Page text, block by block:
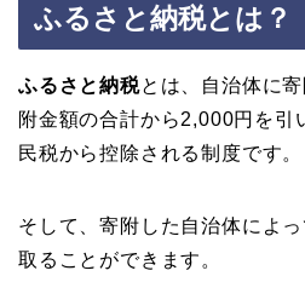
ふるさと納税とは？
ふるさと納税とは、自治体に
附金額の合計から2,000円を引
民税から控除される制度です。
そして、寄附した自治体によっ
取ることができます。